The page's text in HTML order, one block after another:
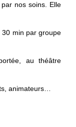
nos soins. Elle
30 min par groupe
au théâtre
animateurs…